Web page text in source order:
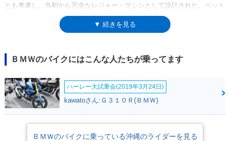
とも考慮し、当初から完全なレジャー・マシンとして設計された。ペット
ネームである「G/S」は「ゲレンデ・シュポルト:山野を駆け巡るスポーツ
モデル」を意味し、走る場所を選ばない真のデュアルパーパス・マシンで
ション機構であるBMWモノレバーは、耐久性、整備性、路面追従性な
ど、多くのメリットを有する。G/Sはその後「GS」と呼び名を変えてビ
ッグ・オフロード・マシンとして定着した。
▼ 続きを見る
ＢＭＷのバイクにはこんな人たちが乗ってます
ハーレー大試乗会(2019年3月24日)
kawatoさん:Ｇ３１０Ｒ(ＢＭＷ)
ＢＭＷのバイクに乗っている沖縄のライダーを見る